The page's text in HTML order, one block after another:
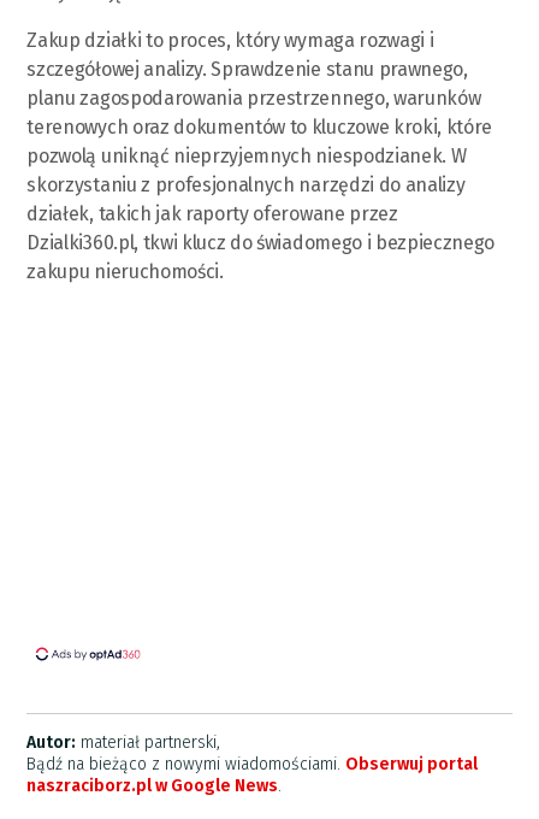
Zakup działki to proces, który wymaga rozwagi i
szczegółowej analizy. Sprawdzenie stanu prawnego,
planu zagospodarowania przestrzennego, warunków
terenowych oraz dokumentów to kluczowe kroki, które
pozwolą uniknąć nieprzyjemnych niespodzianek. W
skorzystaniu z profesjonalnych narzędzi do analizy
działek, takich jak raporty oferowane przez
Dzialki360.pl, tkwi klucz do świadomego i bezpiecznego
zakupu nieruchomości.
Autor: materiał partnerski,
Bądź na bieżąco z nowymi wiadomościami. Obserwuj portal
naszraciborz.pl w Google News.